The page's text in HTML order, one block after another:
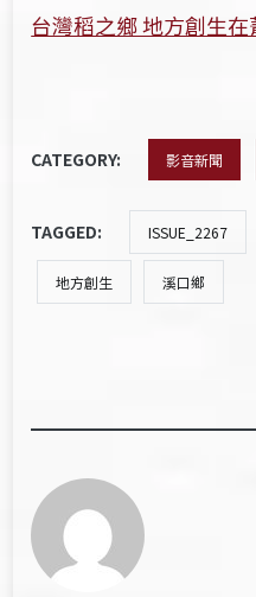
台灣稻之鄉 地方創生在
CATEGORY: 影音新聞
TAGGED: ISSUE_2267
地方創生 溪口鄉